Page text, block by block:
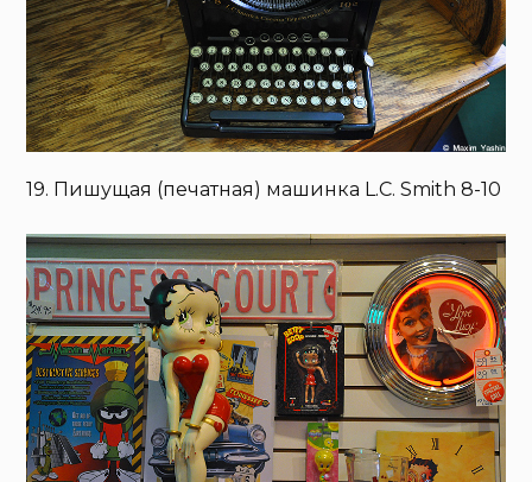
19. Пишущая (печатная) машинка L.C. Smith 8-10